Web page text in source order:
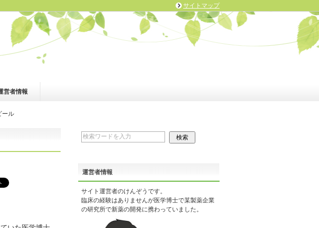
営者情報
ール
運営者情報
サイト運営者のけんぞうです。
臨床の経験はありませんが医学博士で某製薬企業
の研究所で新薬の開発に携わっていました。
サイトマップ